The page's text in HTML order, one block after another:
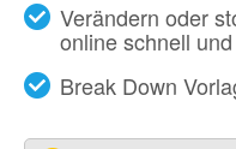
Verändern oder
online schnell
Break Down